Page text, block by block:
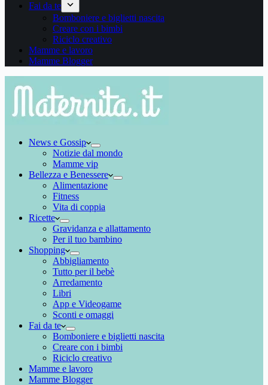
Fai da te
Bomboniere e biglietti nascita
Creare con i bimbi
Riciclo creativo
Mamme e lavoro
Mamme Blogger
News e Gossip
Notizie dal mondo
Mamme vip
Bellezza e Benessere
Alimentazione
Fitness
Vita di coppia
Ricette
Gravidanza e allattamento
Per il tuo bambino
Shopping
Abbigliamento
Tutto per il bebè
Arredamento
Libri
App e Videogame
Sconti e omaggi
Fai da te
Bomboniere e biglietti nascita
Creare con i bimbi
Riciclo creativo
Mamme e lavoro
Mamme Blogger